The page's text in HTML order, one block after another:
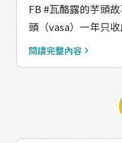
其他品種更美觀。 baljabaljar：這是平地人種
植的芋頭，長者說
以形容。這種芋頭有
的芋頭，生長在寒
辣，通常只有在沒有
FB #瓦酪露的芋頭故事 【芋頭怎麼種呢？】 芋
頭（vasa）一年只
種，十月至十二月收
以收兩次，但這樣
傳統方式種植的那麼好。 種植芋頭
閱讀完整內容